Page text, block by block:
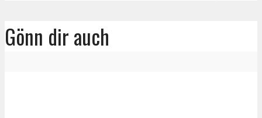
Gönn dir auch